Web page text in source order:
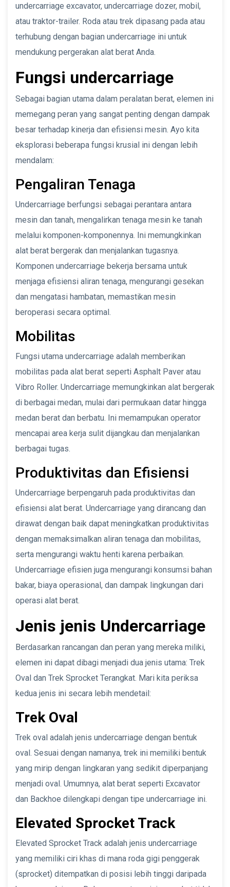
undercarriage excavator, undercarriage dozer, mobil,
atau traktor-trailer. Roda atau trek dipasang pada atau
terhubung dengan bagian undercarriage ini untuk
mendukung pergerakan alat berat Anda.
Fungsi undercarriage
Sebagai bagian utama dalam peralatan berat, elemen ini
memegang peran yang sangat penting dengan dampak
besar terhadap kinerja dan efisiensi mesin. Ayo kita
eksplorasi beberapa fungsi krusial ini dengan lebih
mendalam:
Pengaliran Tenaga
Undercarriage berfungsi sebagai perantara antara
mesin dan tanah, mengalirkan tenaga mesin ke tanah
melalui komponen-komponennya. Ini memungkinkan
alat berat bergerak dan menjalankan tugasnya.
Komponen undercarriage bekerja bersama untuk
menjaga efisiensi aliran tenaga, mengurangi gesekan
dan mengatasi hambatan, memastikan mesin
beroperasi secara optimal.
Mobilitas
Fungsi utama undercarriage adalah memberikan
mobilitas pada alat berat seperti Asphalt Paver atau
Vibro Roller. Undercarriage memungkinkan alat bergerak
di berbagai medan, mulai dari permukaan datar hingga
medan berat dan berbatu. Ini memampukan operator
mencapai area kerja sulit dijangkau dan menjalankan
berbagai tugas.
Produktivitas dan Efisiensi
Undercarriage berpengaruh pada produktivitas dan
efisiensi alat berat. Undercarriage yang dirancang dan
dirawat dengan baik dapat meningkatkan produktivitas
dengan memaksimalkan aliran tenaga dan mobilitas,
serta mengurangi waktu henti karena perbaikan.
Undercarriage efisien juga mengurangi konsumsi bahan
bakar, biaya operasional, dan dampak lingkungan dari
operasi alat berat.
Jenis jenis Undercarriage
Berdasarkan rancangan dan peran yang mereka miliki,
elemen ini dapat dibagi menjadi dua jenis utama: Trek
Oval dan Trek Sprocket Terangkat. Mari kita periksa
kedua jenis ini secara lebih mendetail:
Trek Oval
Trek oval adalah jenis undercarriage dengan bentuk
oval. Sesuai dengan namanya, trek ini memiliki bentuk
yang mirip dengan lingkaran yang sedikit diperpanjang
menjadi oval. Umumnya, alat berat seperti Excavator
dan Backhoe dilengkapi dengan tipe undercarriage ini.
Elevated Sprocket Track
Elevated Sprocket Track adalah jenis undercarriage
yang memiliki ciri khas di mana roda gigi penggerak
(sprocket) ditempatkan di posisi lebih tinggi daripada